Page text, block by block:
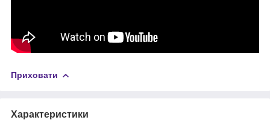
Приховати
Характеристики